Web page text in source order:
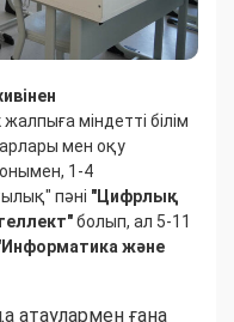
міндетті білім
мен оқу
1-4
пәні "Цифрлық
болып, ал 5-11
және
атаулармен ғана